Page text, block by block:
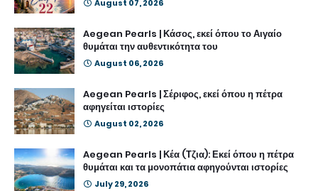
August 07, 2026
Aegean Pearls | Κάσος, εκεί όπου το Αιγαίο
θυμάται την αυθεντικότητα του
August 06, 2026
Aegean Pearls | Σέριφος, εκεί όπου η πέτρα
αφηγείται ιστορίες
August 02, 2026
Aegean Pearls | Κέα (Τζια): Εκεί όπου η πέτρα
θυμάται και τα μονοπάτια αφηγούνται ιστορίες
July 29, 2026